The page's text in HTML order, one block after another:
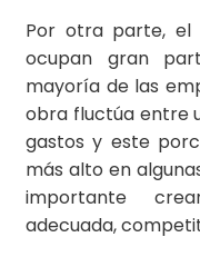
Por otra parte, el
ocupan gran
mayoría de las
obra fluctúa entre
gastos y este
más alto en
importante
adecuada,